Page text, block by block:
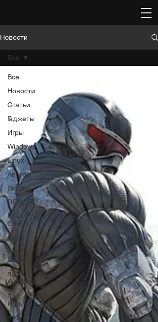
Новости
Все
Новости
Статьи
Гаджеты
Игры
Windows
Linux
Android
Видео
RESOFT
DiGiUP
Обзор
Обои
про
Linux
про
Windows
про
Игры
про
Все